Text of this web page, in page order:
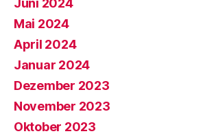
Juni 2024
Mai 2024
April 2024
Januar 2024
Dezember 2023
November 2023
Oktober 2023